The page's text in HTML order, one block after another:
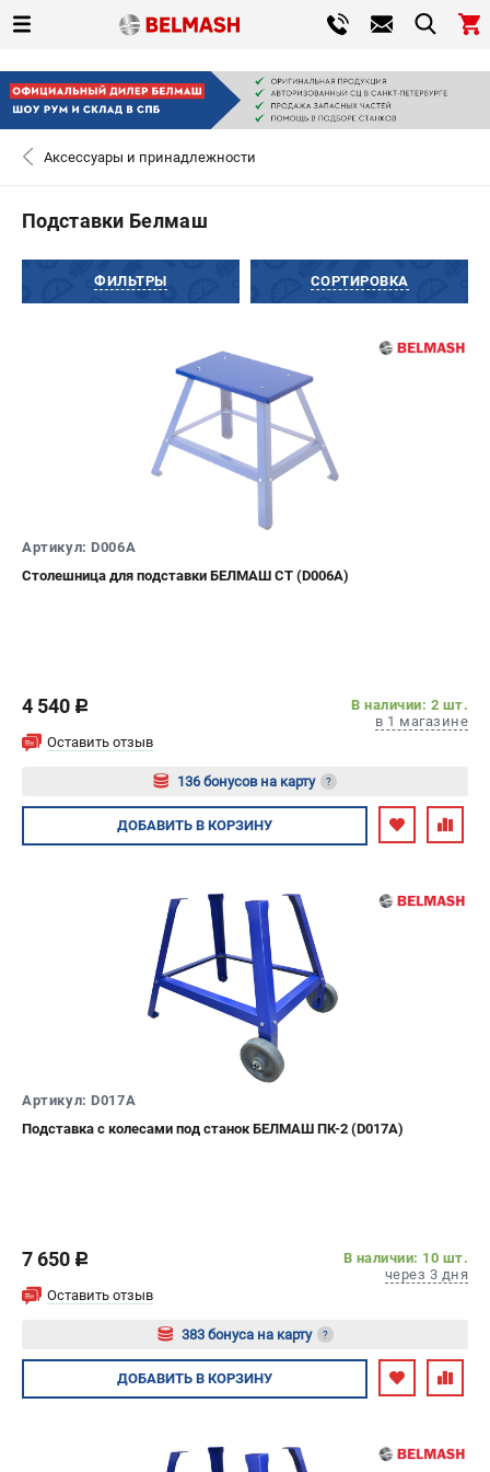
МАГАЗИНЫ
( 0
ВХОД ИЛИ РЕГИСТРАЦИЯ
САНКТ-ПЕТЕРБУРГ
0
Сервисный центр
Гарантия
ИНФОРМАЦИЯ
Политика обработки персональных данных
Пользовательское соглашение
Рейсмусы
Сверлильные станки
Фуговальные станки
Циркулярные станки
Шлифовальные станки
ДОПОЛНИТЕЛЬНОЕ ОБОРУДОВАНИЕ
Аксессуары и принадлежности
Подставки Белмаш
ФИЛЬТРЫ СОРТИРОВКА
Артикул: D006A
Столешница для подставки БЕЛМАШ СТ (D006A)
4 540 c
В наличии: 2 шт.
в 1 магазине
Оставить отзыв
136 бонусов на карту ?
Авторизуйтесь
ДОБАВИТЬ В КОРЗИНУ
Артикул: D017A
Подставка с колесами под станок БЕЛМАШ ПК-2 (D017A)
7 650 c
В наличии: 10 шт.
через 3 дня
Оставить отзыв
383 бонуса на карту ?
Авторизуйтесь
ДОБАВИТЬ В КОРЗИНУ